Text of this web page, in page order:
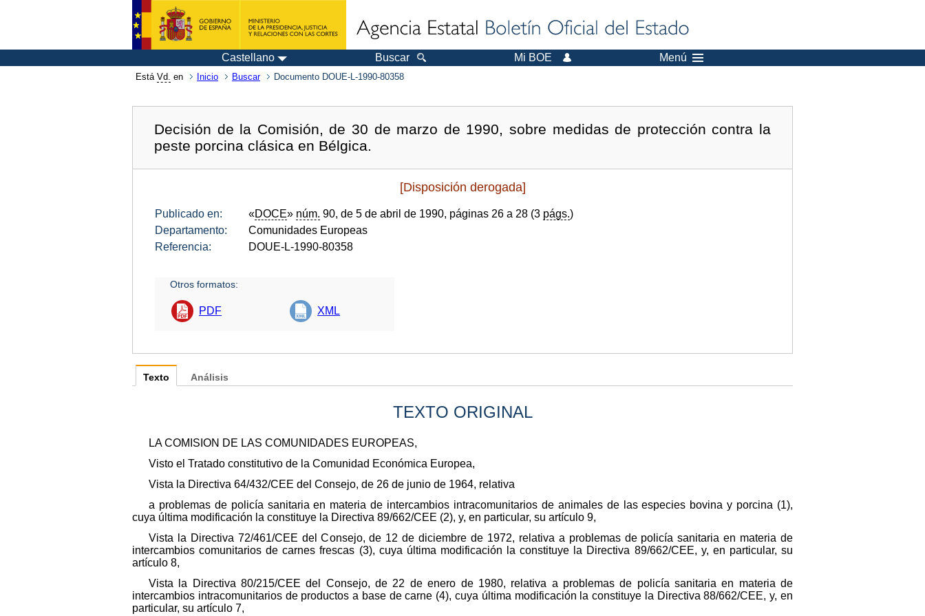
Castellano Buscar Mi BOE Menú
Está Vd. en Inicio Buscar Documento DOUE-L-1990-80358
Decisión de la Comisión, de 30 de marzo de 1990, sobre medidas de protección contra la
peste porcina clásica en Bélgica.
[Disposición derogada]
Publicado en: «DOCE» núm. 90, de 5 de abril de 1990, páginas 26 a 28 (3 págs.)
Departamento:
Comunidades Europeas
Referencia:
DOUE-L-1990-80358
Otros formatos:
PDF XML
Texto
TEXTO ORIGINAL
LA COMISION DE LAS COMUNIDADES EUROPEAS,
Visto el Tratado constitutivo de la Comunidad Económica Europea,
Vista la Directiva 64/432/CEE del Consejo, de 26 de junio de 1964, relativa
a problemas de policía sanitaria en materia de intercambios intracomunitarios de animales de las especies bovina y porcina (1),
cuya última modificación la constituye la Directiva 89/662/CEE (2), y, en particular, su artículo 9,
Vista la Directiva 72/461/CEE del Consejo, de 12 de diciembre de 1972, relativa a problemas de policía sanitaria en materia de
intercambios comunitarios de carnes frescas (3), cuya última modificación la constituye la Directiva 89/662/CEE, y, en particular, su
artículo 8,
Vista la Directiva 80/215/CEE del Consejo, de 22 de enero de 1980, relativa a problemas de policía sanitaria en materia de
intercambios intracomunitarios de productos a base de carne (4), cuya última modificación la constituye la Directiva 88/662/CEE, y, en
particular, su artículo 7,
Análisis